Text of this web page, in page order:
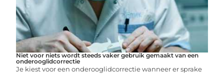
Niet voor niets wordt steeds vaker gebruik gemaakt van een
onderooglidcorrectie
Je kiest voor een onderooglidcorrectie wanneer er sprake